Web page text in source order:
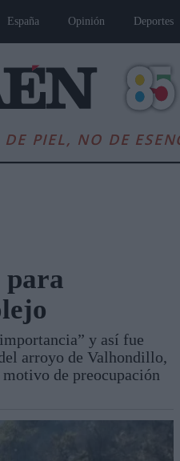
España Opinión Deportes
PIEL, NO DE
Opinión
y así fue
arroyo de Valhondillo,
de preocupación